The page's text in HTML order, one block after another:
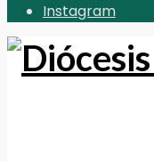
Instagram